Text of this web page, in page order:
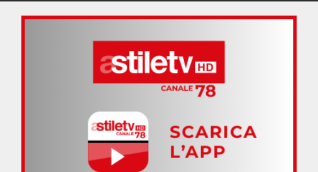
SCARICA
L’APP